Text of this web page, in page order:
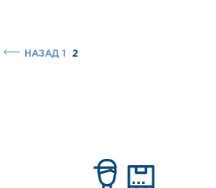
НАЗАД 1 2